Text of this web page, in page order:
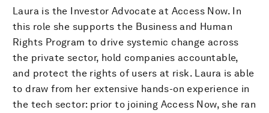
Laura is the Investor Advocate at Access Now. In
this role she supports the Business and Human
Rights Program to drive systemic change across
the private sector, hold companies accountable,
and protect the rights of users at risk. Laura is able
to draw from her extensive hands-on experience in
the tech sector: prior to joining Access Now, she ran